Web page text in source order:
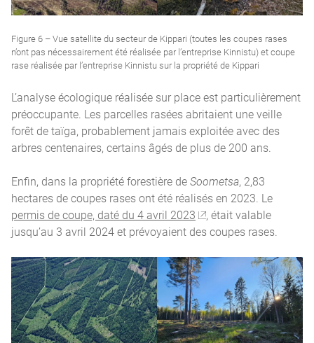
Figure 6 – Vue satellite du secteur de Kippari (toutes les coupes rases
n’ont pas nécessairement été réalisée par l’entreprise Kinnistu) et coupe
rase réalisée par l’entreprise Kinnistu sur la propriété de Kippari
L’analyse écologique réalisée sur place est particulièrement
préoccupante. Les parcelles rasées abritaient une veille
forêt de taïga, probablement jamais exploitée avec des
arbres centenaires, certains âgés de plus de 200 ans.
Enfin, dans la propriété forestière deSoometsa, 2,83
hectares de coupes rases ont été réalisés en 2023. Le
permis de coupe, daté du 4 avril 2023
, était valable
jusqu’au 3 avril 2024 et prévoyaient des coupes rases.